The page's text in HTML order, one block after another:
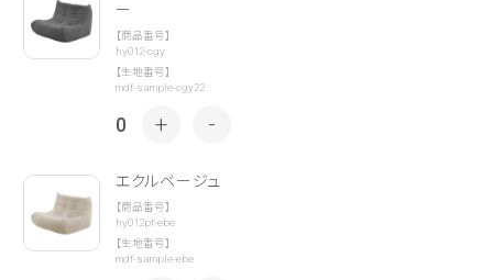
ー
【商品番号】
hy012-cgy
【生地番号】
mdf-sample-cgy22
0 + -
エクルベージュ
【商品番号】
hy012pf-ebe
【生地番号】
mdf-sample-ebe